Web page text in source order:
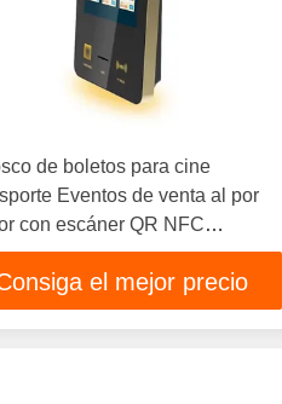
de boletos para cine
Eventos de venta al por
con escáner QR NFC
RFID Terminal de venta de
el mejor precio